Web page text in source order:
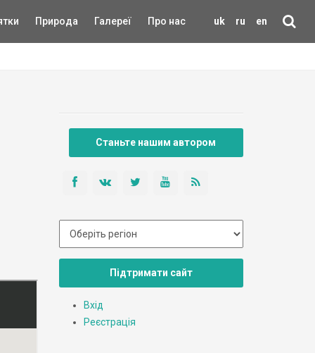
uk ru en
Природа Галереї Про нас
Станьте нашим автором
Підтримати сайт
Вхід
Реєстрація